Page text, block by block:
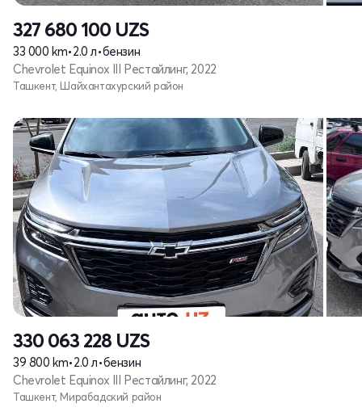
327 680 100 UZS
33 000 km•2.0 л•бензин
Chevrolet Equinox III Рестайлинг, 2022
Ташкент, Шайхантахурский район
330 063 228 UZS
39 800 km•2.0 л•бензин
Chevrolet Equinox III Рестайлинг, 2022
Ташкент, Мирабадский район